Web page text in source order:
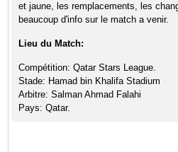
et jaune, les remplacements, les
beaucoup d'info sur le match a venir.
Lieu du Match:
Compétition: Qatar Stars League.
Stade: Hamad bin Khalifa Stadium
Arbitre: Salman Ahmad Falahi
Pays: Qatar.